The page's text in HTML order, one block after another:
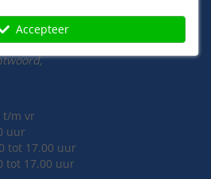
tot 17.00 uur
t/m vr
uur
tot 17.00 uur
tot 17.00 uur
Accepteer